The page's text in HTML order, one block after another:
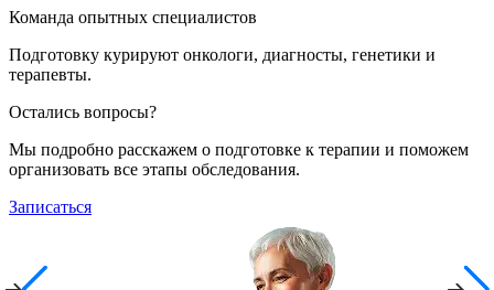
Команда опытных специалистов
Подготовку курируют онкологи, диагносты, генетики и
терапевты.
Остались вопросы?
Мы подробно расскажем о подготовке к терапии и поможем
организовать все этапы обследования.
Записаться